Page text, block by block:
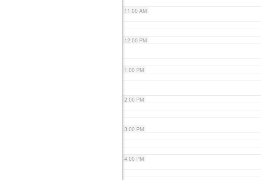
11:00 AM
12:00 PM
1:00 PM
2:00 PM
3:00 PM
4:00 PM